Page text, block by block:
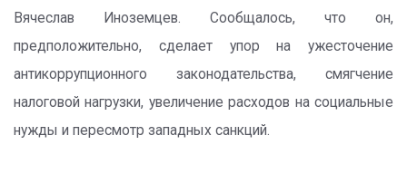
Вячеслав Иноземцев. Сообщалось, что он,
предположительно, сделает упор на ужесточение
антикоррупционного законодательства, смягчение
налоговой нагрузки, увеличение расходов на социальные
нужды и пересмотр западных санкций.